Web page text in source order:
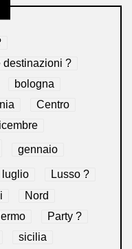
destinazioni ?
bologna
Centro
gennaio
luglio
Lusso ?
Nord
Party ?
sicilia